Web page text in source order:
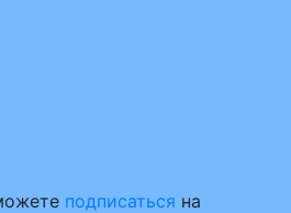
подписаться на